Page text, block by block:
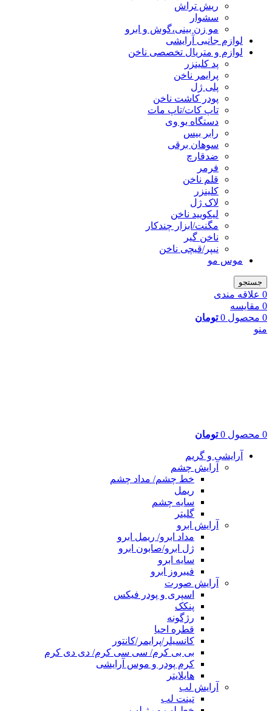
ریش تراش
سشوار
مو زن بینی،گوش و ابرو
لوازم جانبی آرایشی
لوازم و متریال تخصصی ناخن
پد کلینزر
پرایمر ناخن
پلی ژل
پودر کاشت ناخن
تاپ کات/تاپ مات
دستگاه یو وی
رابر بیس
سوهان برقی
ضدقارچ
فرمر
قلم ناخن
کلینزر
لاک ژل
لیکوييد ناخن
مگنت/ابزار چندکار
ناخن گیر
نیپر/قیچی ناخن
موس مو
جستجو
0 علاقه مندی
0 مقایسه
0 محصول 0 تومان
منو
0 محصول 0 تومان
آرایشی و گریم
آرایش چشم
خط چشم/ مداد چشم
ریمل
سایه چشم
گلیتر
آرایش ابرو
مداد ابرو/ ریمل ابرو
ژل ابرو/صابون ابرو
سایه ابرو
فیبروز ابرو
آرایش صورت
اسپری و پودر فیکس
پنکک
رژگونه
قطره احیا
کانسیلر/پرایمر/کانتور
بی بی کرم/ سی سی کرم/ دی دی کرم
کرم پودر و موس آرایشی
هایلایتر
آرایش لب
تینت لب